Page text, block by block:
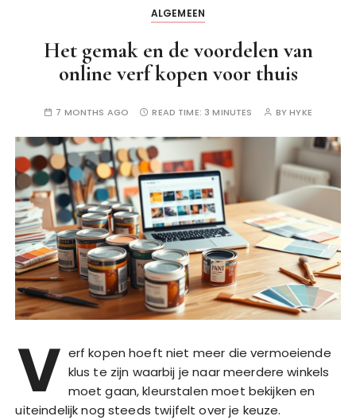
ALGEMEEN
Het gemak en de voordelen van
online verf kopen voor thuis
7 MONTHS AGO READ TIME: 3 MINUTES BYHYKE
V erf kopen hoeft niet meer die vermoeiende
klus te zijn waarbij je naar meerdere winkels
moet gaan, kleurstalen moet bekijken en
uiteindelijk nog steeds twijfelt over je keuze.